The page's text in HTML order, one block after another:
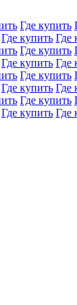
Где купить
Где купить Где
Где купить
Где купить Где
Где купить
Где купить Где
Где купить
Где купить Где